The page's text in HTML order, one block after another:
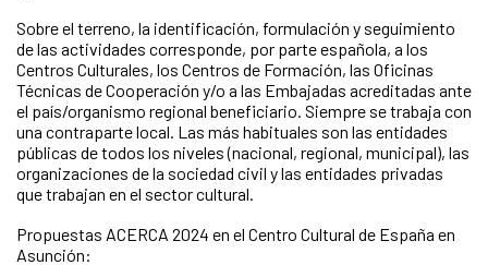
Sobre el terreno, la identificación, formulación y seguimiento
de las actividades corresponde, por parte española, a los
Centros Culturales, los Centros de Formación, las Oficinas
Técnicas de Cooperación y/o a las Embajadas acreditadas ante
el país/organismo regional beneficiario. Siempre se trabaja con
una contraparte local. Las más habituales son las entidades
públicas de todos los niveles (nacional, regional, municipal), las
organizaciones de la sociedad civil y las entidades privadas
que trabajan en el sector cultural.
Propuestas ACERCA 2024 en el Centro Cultural de España en
Asunción: